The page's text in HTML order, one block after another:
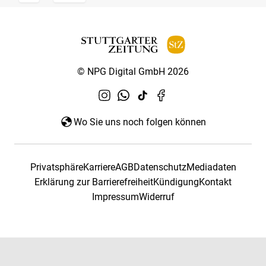
© NPG Digital GmbH 2026
Wo Sie uns noch folgen können
PrivatsphäreKarriereAGBDatenschutzMediadaten
Erklärung zur BarrierefreiheitKündigungKontakt
ImpressumWiderruf